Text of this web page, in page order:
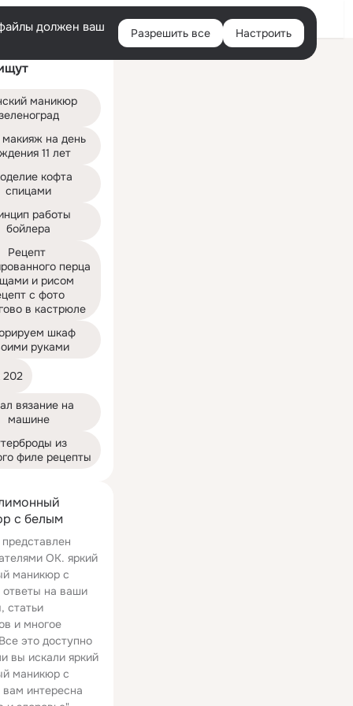
Войти
должен ваш
Разрешить все Настроить
с белым
ОК. яркий
маникюр с
на ваши
статьи
и многое
это доступно
вы искали яркий
маникюр с
интересна
маникюр
на день
11 лет
кофта
спицами
работы
бойлера
Рецепт
перца
и рисом
с фото
в кастрюле
шкаф
руками
202
вязание на
машине
из
филе рецепты